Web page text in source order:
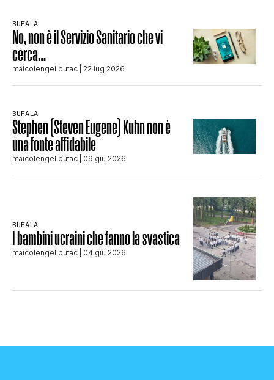
BUFALA
No, non è il Servizio Sanitario che vi
cerca…
maicolengel butac | 22 lug 2026
BUFALA
Stephen (Steven Eugene) Kuhn non è
una fonte affidabile
maicolengel butac | 09 giu 2026
BUFALA
I bambini ucraini che fanno la svastica
maicolengel butac | 04 giu 2026